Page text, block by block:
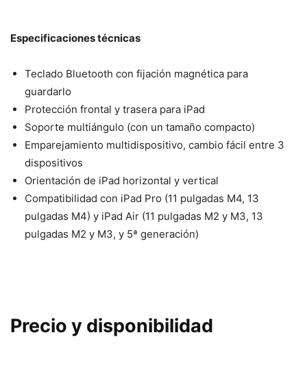
Especificaciones técnicas
Teclado Bluetooth con fijación magnética para
guardarlo
Protección frontal y trasera para iPad
Soporte multiángulo (con un tamaño compacto)
Emparejamiento multidispositivo, cambio fácil entre 3
dispositivos
Orientación de iPad horizontal y vertical
Compatibilidad con iPad Pro (11 pulgadas M4, 13
pulgadas M4) y iPad Air (11 pulgadas M2 y M3, 13
pulgadas M2 y M3, y 5ª generación)
Precio y disponibilidad